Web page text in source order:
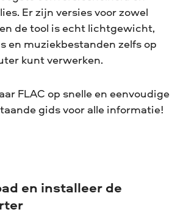
Er zijn versies voor zowel
de tool is echt lichtgewicht,
en muziekbestanden zelfs op
kunt verwerken.
FLAC op snelle en eenvoudige
gids voor alle informatie!
en installeer de